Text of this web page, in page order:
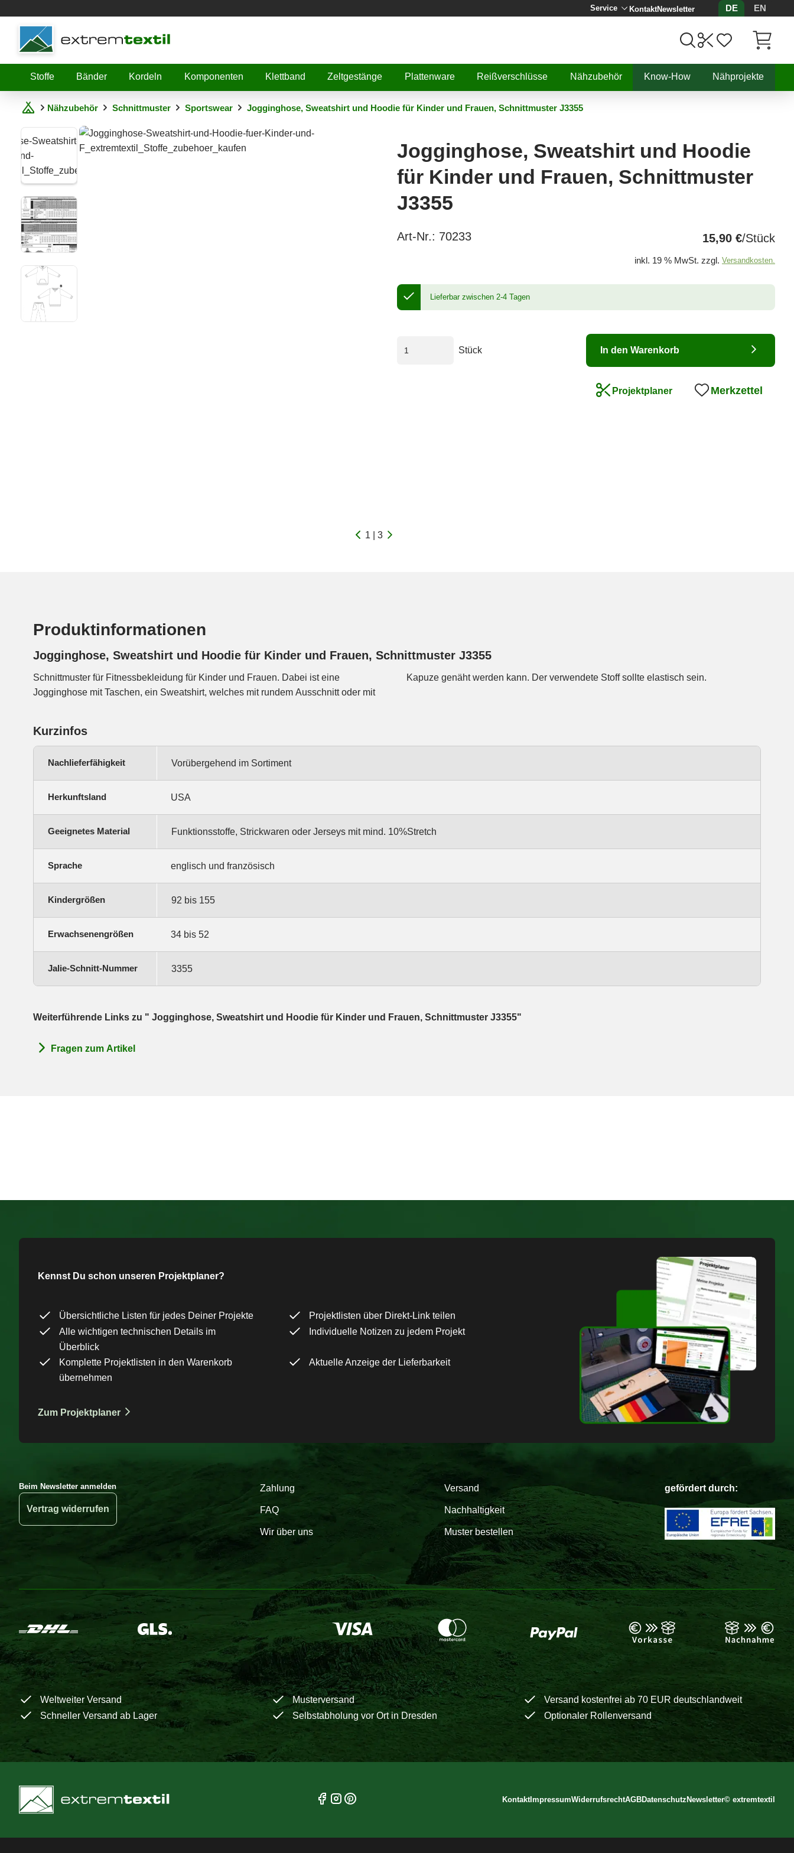
Service KontaktNewsletter DE
EN
Shopware
Stoffe
Bänder Kordeln Komponenten Klettband Zeltgestänge Plattenware Reißverschlüsse Nähzubehör Know-How Nähprojekte
Nähzubehör Schnittmuster Sportswear Jogginghose, Sweatshirt und Hoodie für Kinder und Frauen, Schnittmuster J3355
1 | 3
Jogginghose, Sweatshirt und Hoodie
für Kinder und Frauen, Schnittmuster
J3355
Art-Nr.: 70233 15,90 €/Stück
inkl. 19 % MwSt. zzgl. Versandkosten.
Lieferbar zwischen 2-4 Tagen
Stück In den Warenkorb
Projektplaner Merkzettel
Produktinformationen
Jogginghose, Sweatshirt und Hoodie für Kinder und Frauen, Schnittmuster J3355
Schnittmuster für Fitnessbekleidung für Kinder und Frauen. Dabei ist eine
Jogginghose mit Taschen, ein Sweatshirt, welches mit rundem Ausschnitt oder mit
Kapuze genäht werden kann. Der verwendete Stoff sollte elastisch sein.
Kurzinfos
Nachlieferfähigkeit Vorübergehend im Sortiment
Herkunftsland USA
Geeignetes Material Funktionsstoffe, Strickwaren oder Jerseys mit mind. 10%Stretch
Sprache englisch und französisch
Kindergrößen 92 bis 155
Erwachsenengrößen 34 bis 52
Jalie-Schnitt-Nummer 3355
Weiterführende Links zu " Jogginghose, Sweatshirt und Hoodie für Kinder und Frauen, Schnittmuster J3355"
Fragen zum Artikel
Kennst Du schon unseren Projektplaner?
Übersichtliche Listen für jedes Deiner Projekte
Projektlisten über Direkt-Link teilen
Alle wichtigen technischen Details im
Überblick
Individuelle Notizen zu jedem Projekt
Komplette Projektlisten in den Warenkorb
übernehmen
Aktuelle Anzeige der Lieferbarkeit
Zum Projektplaner
Beim Newsletter anmelden
Vertrag widerrufen
Zahlung Versand
FAQ Nachhaltigkeit
Wir über uns Muster bestellen
gefördert durch:
Weltweiter Versand Musterversand
Versand kostenfrei ab 70 EUR deutschlandweit
Schneller Versand ab Lager
Selbstabholung vor Ort in Dresden Optionaler Rollenversand
Kontakt ImpressumWiderrufsrechtAGBDatenschutz Newsletter© extremtextil